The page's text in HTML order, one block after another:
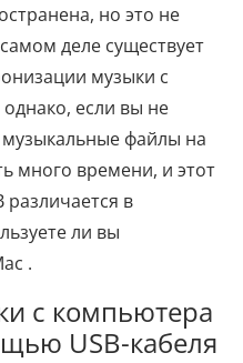
но это не
деле существует
музыки с
если вы не
музыкальные файлы на
много времени, и этот
различается в
ли вы
.
с компьютера
USB-кабеля